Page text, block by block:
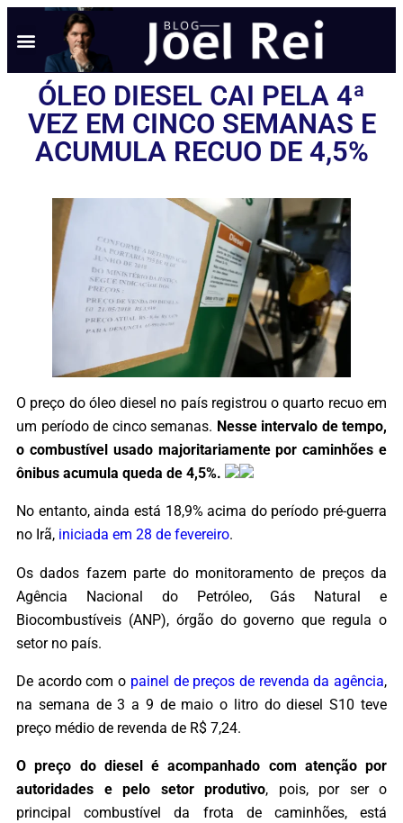
ÓLEO DIESEL CAI PELA 4ª
VEZ EM CINCO SEMANAS E
ACUMULA RECUO DE 4,5%
O preço do óleo diesel no país registrou o quarto recuo em
um período de cinco semanas. Nesse intervalo de tempo,
o combustível usado majoritariamente por caminhões e
ônibus acumula queda de 4,5%.
No entanto, ainda está 18,9% acima do período pré-guerra
no Irã, iniciada em 28 de fevereiro.
Os dados fazem parte do monitoramento de preços da
Agência Nacional do Petróleo, Gás Natural e
Biocombustíveis (ANP), órgão do governo que regula o
setor no país.
De acordo com o painel de preços de revenda da agência,
na semana de 3 a 9 de maio o litro do diesel S10 teve
preço médio de revenda de R$ 7,24.
O preço do diesel é acompanhado com atenção por
autoridades e pelo setor produtivo, pois, por ser o
principal combustível da frota de caminhões, está